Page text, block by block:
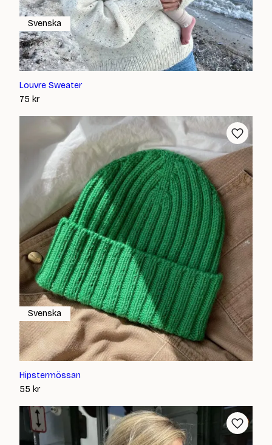
Louvre Sweater
75 kr
Svenska
Hipstermössan
55 kr
Svenska